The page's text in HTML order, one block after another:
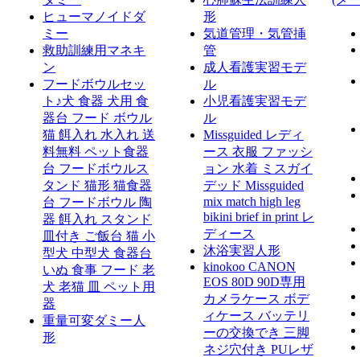
ヒューマノイドダ
ミー
救助訓練用マネキ
ン
フードボウルセッ
ト♪犬 食器 犬用 食
器台 フード ボウル
猫 餌入れ 水入れ 送
料無料 ペット食器
台 フードボウルス
タンド 猫形 猫食器
台 フードボウル 陶
器 餌入れ スタンド
皿付き ご飯台 猫 小
型犬 中型犬 食器台
いぬ 食事 フード 老
犬 老猫 皿 ペット用
器
重量可変ダミー人
形
形
気道管理・気管挿
管
成人看護実習モデ
ル
小児看護実習モデ
ル
Missguided レディ
ース 衣服 ファッシ
ョン 水着 ミスガイ
デッド Missguided
mix match high leg
bikini brief in print レ
ディース
沐浴実習人形
kinokoo CANON
EOS 80D 90D専用
カメラケース ボデ
ィケース バッテリ
ーの交換でき 三脚
ネジ穴付き PUレザ